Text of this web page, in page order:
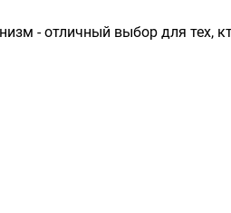
- отличный выбор для